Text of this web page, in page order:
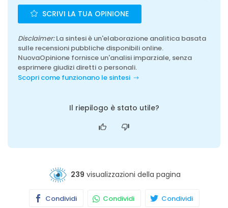
SCRIVI LA TUA OPINIONE
Disclaimer:La sintesi è un'elaborazione analitica basata
sulle recensioni pubbliche disponibili online.
NuovaOpinione fornisce un'analisi imparziale, senza
esprimere giudizi diretti o personali.
Scopri come funzionano le sintesi
Il riepilogo è stato utile?
239 visualizzazioni della pagina
Condividi Condividi Condividi